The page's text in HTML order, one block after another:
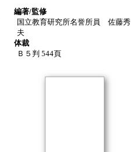
編著/監修
国立教育研究所名誉所員 佐藤秀
夫
体裁
Ｂ５判 544頁